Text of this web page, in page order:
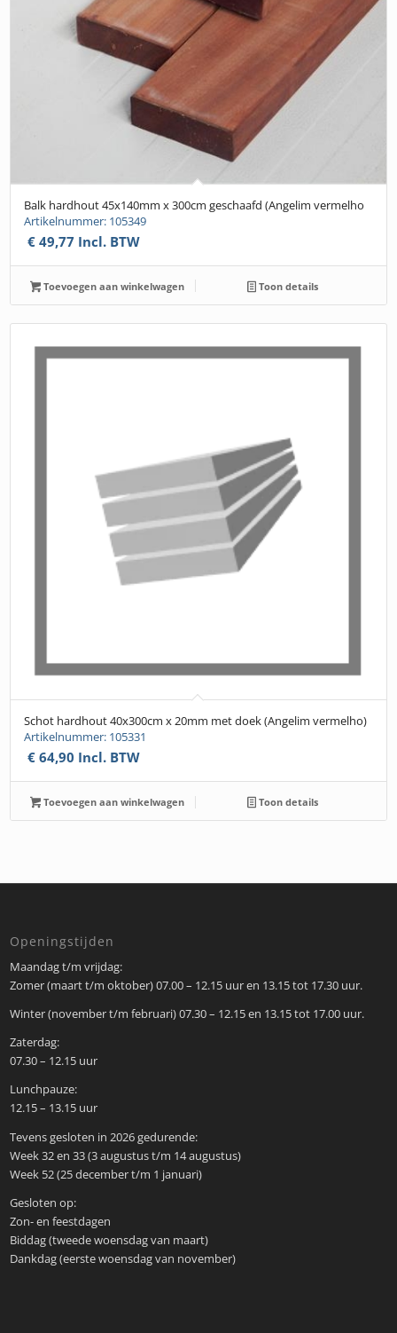
Balk hardhout 45x140mm x 300cm geschaafd (Angelim vermelho
Artikelnummer: 105349
€ 49,77 Incl. BTW
Toevoegen aan winkelwagen Toon details
Schot hardhout 40x300cm x 20mm met doek (Angelim vermelho)
Artikelnummer: 105331
€ 64,90 Incl. BTW
Toevoegen aan winkelwagen Toon details
Openingstijden
Maandag t/m vrijdag:
Zomer (maart t/m oktober) 07.00 – 12.15 uur en 13.15 tot 17.30 uur.
Winter (november t/m februari) 07.30 – 12.15 en 13.15 tot 17.00 uur.
Zaterdag:
07.30 – 12.15 uur
Lunchpauze:
12.15 – 13.15 uur
Tevens gesloten in 2026 gedurende:
Week 32 en 33 (3 augustus t/m 14 augustus)
Week 52 (25 december t/m 1 januari)
Gesloten op:
Zon- en feestdagen
Biddag (tweede woensdag van maart)
Dankdag (eerste woensdag van november)